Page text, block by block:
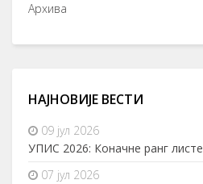
Архива
НАЈНОВИЈЕ ВЕСТИ
09 јул 2026
УПИС 2026: Коначне ранг листе
07 јул 2026